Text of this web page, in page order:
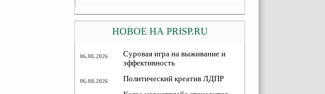
НОВОЕ НА PRISP.RU
06.08.2026
Суровая игра на выживание и
эффективность
06.08.2026 Политический креатив ЛДПР